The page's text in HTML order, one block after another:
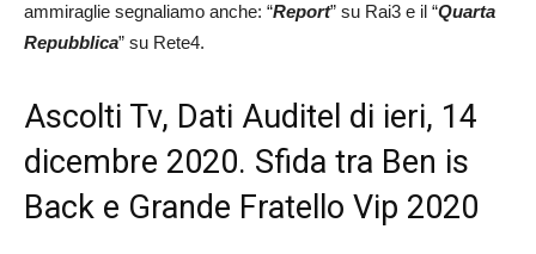
ammiraglie segnaliamo anche: “Report” su Rai3 e il “Quarta
Repubblica” su Rete4.
Ascolti Tv, Dati Auditel di ieri, 14
dicembre 2020. Sfida tra Ben is
Back e Grande Fratello Vip 2020